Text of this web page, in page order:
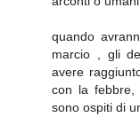
quando
marcio , gli
avere
con la
sono ospiti di